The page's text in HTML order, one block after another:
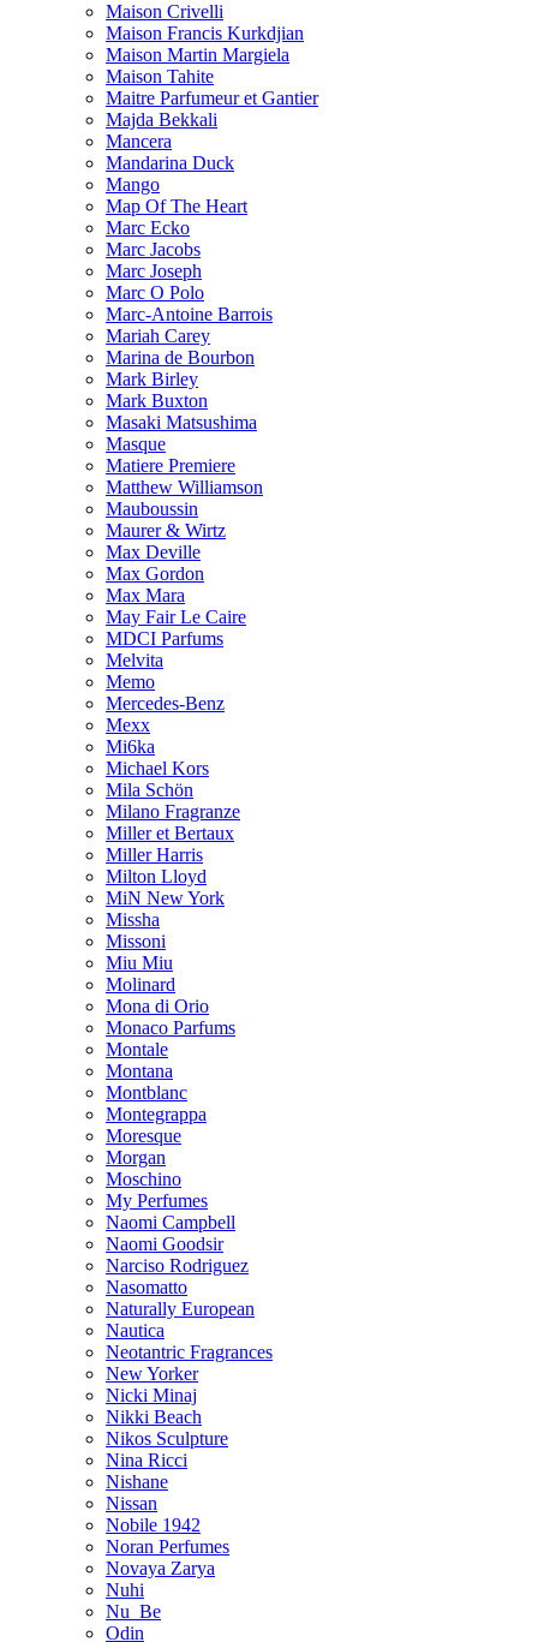
Maison Crivelli
Maison Francis Kurkdjian
Maison Martin Margiela
Maison Tahite
Maitre Parfumeur et Gantier
Majda Bekkali
Mancera
Mandarina Duck
Mango
Map Of The Heart
Marc Ecko
Marc Jacobs
Marc Joseph
Marc O Polo
Marc-Antoine Barrois
Mariah Carey
Marina de Bourbon
Mark Birley
Mark Buxton
Masaki Matsushima
Masque
Matiere Premiere
Matthew Williamson
Mauboussin
Maurer & Wirtz
Max Deville
Max Gordon
Max Mara
May Fair Le Caire
MDCI Parfums
Melvita
Memo
Mercedes-Benz
Mexx
Mi6ka
Michael Kors
Mila Schön
Milano Fragranze
Miller et Bertaux
Miller Harris
Milton Lloyd
MiN New York
Missha
Missoni
Miu Miu
Molinard
Mona di Orio
Monaco Parfums
Montale
Montana
Montblanc
Montegrappa
Moresque
Morgan
Moschino
My Perfumes
Naomi Campbell
Naomi Goodsir
Narciso Rodriguez
Nasomatto
Naturally European
Nautica
Neotantric Fragrances
New Yorker
Nicki Minaj
Nikki Beach
Nikos Sculpture
Nina Ricci
Nishane
Nissan
Nobile 1942
Noran Perfumes
Novaya Zarya
Nuhi
Nu_Be
Odin